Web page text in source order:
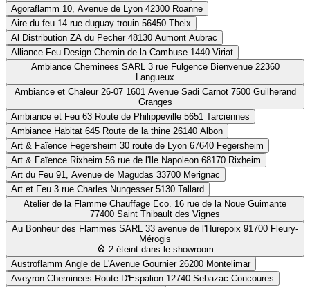
Agoraflamm
10, Avenue de Lyon 42300 Roanne
Aire du feu
14 rue duguay trouin 56450 Theix
Al Distribution
ZA du Pecher 48130 Aumont Aubrac
Alliance Feu Design
Chemin de la Cambuse 1440 Viriat
Ambiance Cheminees SARL 3 rue Fulgence Bienvenue 22360
Langueux
Ambiance et Chaleur 26-07 1601 Avenue Sadi Carnot 7500 Guilherand
Granges
Ambiance et Feu
63 Route de Philippeville 5651 Tarciennes
Ambiance Habitat
645 Route de la thine 26140 Albon
Art & Faïence Fegersheim
30 route de Lyon 67640 Fegersheim
Art & Faïence Rixheim
56 rue de l'Ile Napoleon 68170 Rixheim
Art du Feu
91, Avenue de Magudas 33700 Merignac
Art et Feu
3 rue Charles Nungesser 5130 Tallard
Atelier de la Flamme Chauffage Eco. 16 rue de la Noue Guimante
77400 Saint Thibault des Vignes
Au Bonheur des Flammes SARL 33 avenue de l'Hurepoix 91700 Fleury-
Mérogis
2 éteint dans le showroom
Austroflamm
Angle de L'Avenue Gournier 26200 Montelimar
Aveyron Cheminees
Route D'Espalion 12740 Sebazac Concoures